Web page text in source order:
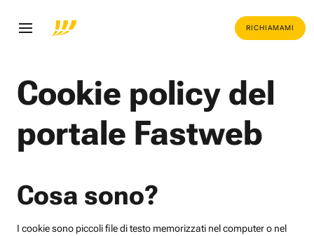
RICHIAMAMI
Cookie policy del
portale Fastweb
Cosa sono?
I cookie sono piccoli file di testo memorizzati nel computer o nel